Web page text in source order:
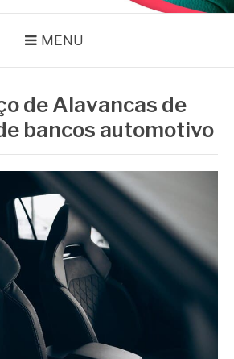
MENU
de Alavancas de
bancos automotivo